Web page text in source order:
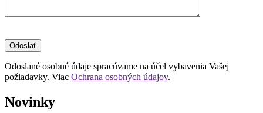
Odoslané osobné údaje spracúvame na účel vybavenia Vašej
požiadavky. Viac Ochrana osobných údajov.
Novinky